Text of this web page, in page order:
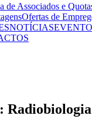
de Associados e
Ofertas de
NOTÍCIAS